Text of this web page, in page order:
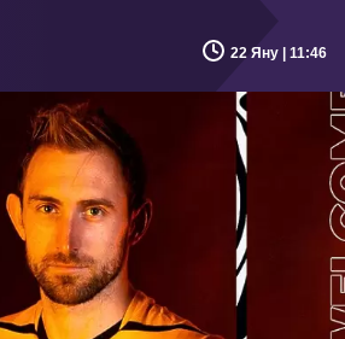
22 Яну | 11:46